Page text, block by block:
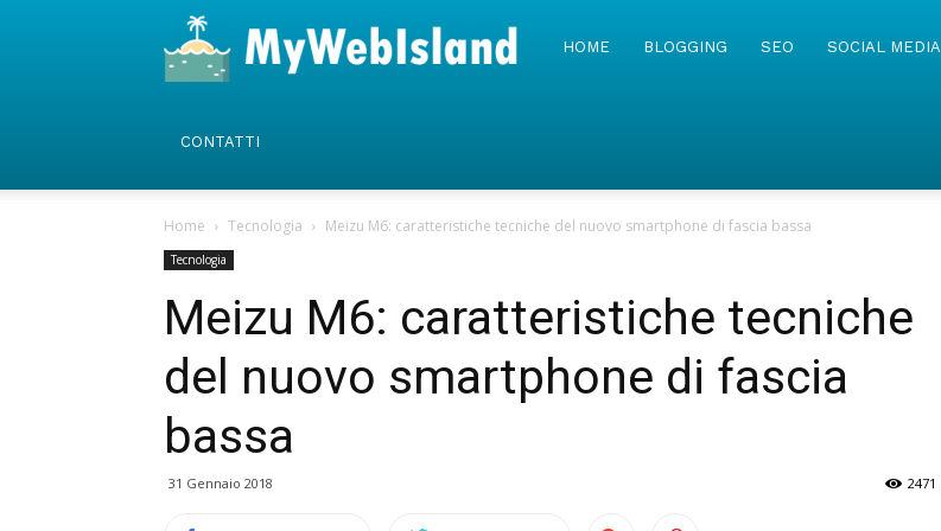
MyWebIsland
HOME BLOGGING SEO SOCIAL MEDIA
CONTATTI
Home Tecnologia Meizu M6: caratteristiche tecniche del nuovo smartphone di fascia bassa
Tecnologia
Meizu M6: caratteristiche tecniche
del nuovo smartphone di fascia
bassa
31 Gennaio 2018 2471